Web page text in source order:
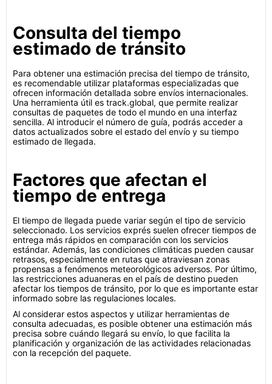
Consulta del tiempo
estimado de tránsito
Para obtener una estimación precisa del tiempo de tránsito,
es recomendable utilizar plataformas especializadas que
ofrecen información detallada sobre envíos internacionales.
Una herramienta útil es track.global, que permite realizar
consultas de paquetes de todo el mundo en una interfaz
sencilla. Al introducir el número de guía, podrás acceder a
datos actualizados sobre el estado del envío y su tiempo
estimado de llegada.
Factores que afectan el
tiempo de entrega
El tiempo de llegada puede variar según el tipo de servicio
seleccionado. Los servicios exprés suelen ofrecer tiempos de
entrega más rápidos en comparación con los servicios
estándar. Además, las condiciones climáticas pueden causar
retrasos, especialmente en rutas que atraviesan zonas
propensas a fenómenos meteorológicos adversos. Por último,
las restricciones aduaneras en el país de destino pueden
afectar los tiempos de tránsito, por lo que es importante estar
informado sobre las regulaciones locales.
Al considerar estos aspectos y utilizar herramientas de
consulta adecuadas, es posible obtener una estimación más
precisa sobre cuándo llegará su envío, lo que facilita la
planificación y organización de las actividades relacionadas
con la recepción del paquete.